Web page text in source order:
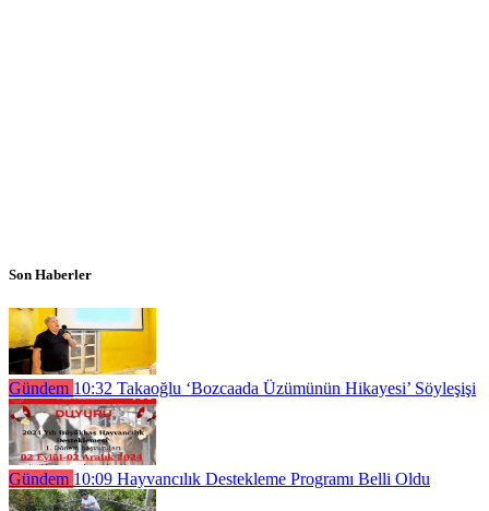
Son Haberler
Gündem 10:32 Takaoğlu ‘Bozcaada Üzümünün Hikayesi’ Söyleşişi
Gündem 10:09 Hayvancılık Destekleme Programı Belli Oldu